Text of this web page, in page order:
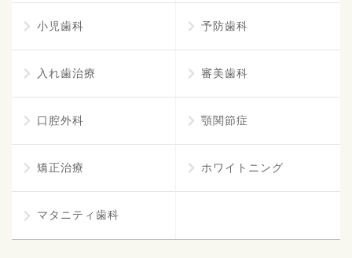
小児歯科 予防歯科
入れ歯治療 審美歯科
口腔外科 顎関節症
矯正治療 ホワイトニング
マタニティ歯科